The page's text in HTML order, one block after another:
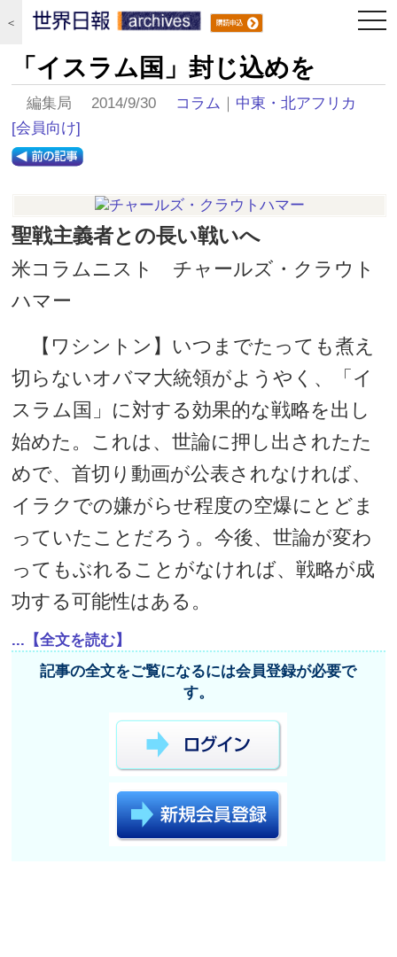
＜
「イスラム国」封じ込めを
編集局 2014/9/30 コラム ｜ 中東・北アフリカ
[会員向け]
聖戦主義者との長い戦いへ
米コラムニスト チャールズ・クラウト
ハマー
【ワシントン】いつまでたっても煮え
切らないオバマ大統領がようやく、「イ
スラム国」に対する効果的な戦略を出し
始めた。これは、世論に押し出されたた
めで、首切り動画が公表されなければ、
イラクでの嫌がらせ程度の空爆にとどま
っていたことだろう。今後、世論が変わ
ってもぶれることがなければ、戦略が成
功する可能性はある。
...【全文を読む】
記事の全文をご覧になるには会員登録が必要で
す。